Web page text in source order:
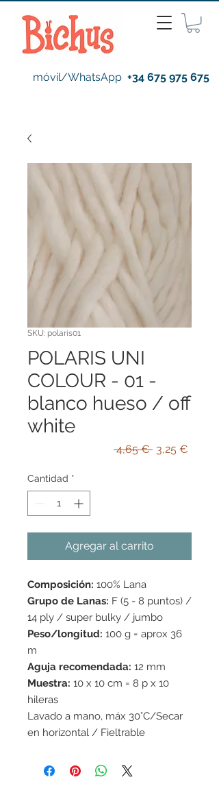
móvil/WhatsApp +34 675 975 675
SKU: polaris01
POLARIS UNI
COLOUR - 01 -
blanco hueso / off
white
4,65 € Precio
3,25 €
Cantidad *
Agregar al carrito
Composición: 100% Lana
Grupo de Lanas: F (5 - 8 puntos) /
14 ply / super bulky / jumbo
Peso/longitud: 100 g = aprox 36
m
Aguja recomendada: 12 mm
Muestra: 10 x 10 cm = 8 p x 10
hileras
Lavado a mano, máx 30°C/Secar
en horizontal / Fieltrable